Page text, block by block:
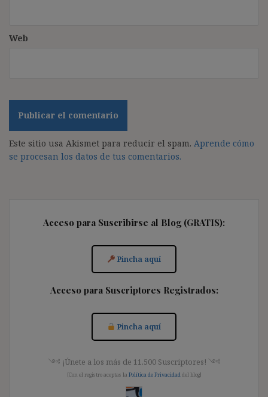
Web
Este sitio usa Akismet para reducir el spam. Aprende cómo
se procesan los datos de tus comentarios.
Acceso para Suscribirse al Blog (GRATIS):
Pincha aquí
Acceso para Suscriptores Registrados:
Pincha aquí
༺ ¡Únete a los más de 11.500 Suscriptores! ༺
[Con el registro aceptas la Política de Privacidad del blog]